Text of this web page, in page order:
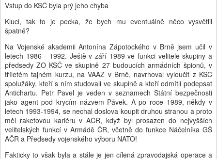
Vstup do KSČ byla prý jeho chyba
Kluci, tak to je pecka, že bych mu eventuálně něco vysvětlil
špatně?
Na Vojenské akademii Antonína Zápotockého v Brně jsem učil v
letech 1986 - 1992. Ještě v září 1989 ve funkci velitele skupiny a
předsedy ZO KSČ ve skupině 27 budoucích armádních špionů, v
tříletém tajném kurzu, na VAAZ v Brně, navrhoval vyloučit z KSČ
spolužáky, kteří s ním studovali ve skupině a kteří odmítli podepsat
Antichartu. Petr Pavel je veden v seznamech Státní bezpečnosti
jako agent pod krycím názvem Pávek. A po roce 1989, někdy v
letech 1993-1994, se nechal doslova koupit druhou stranou a proto
měl raketovou kariéru v AČR, když byl prosazen do nejvyšších
velitelských funkcí v Armádě ČR, včetně do funkce Náčelníka GŠ
AČR a Předsedy vojenského výboru NATO!
Fakticky to však byla a stále je jen cílená zpravodajská operace a